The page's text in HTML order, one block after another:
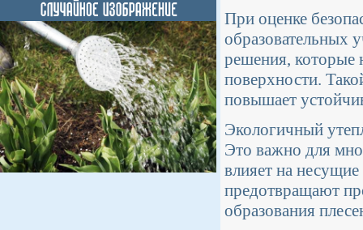
При оценке
образовательных
решения, которые
поверхности.
повышает
Экологичный
Это важно для
влияет на
предотвращают
образования